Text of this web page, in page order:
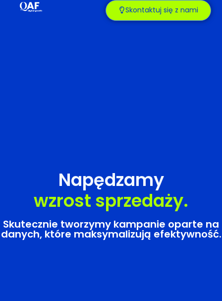
Skontaktuj się z nami
Napędzamy
wzrost sprzedaży.
Skutecznie tworzymy kampanie oparte na
danych, które maksymalizują efektywność.